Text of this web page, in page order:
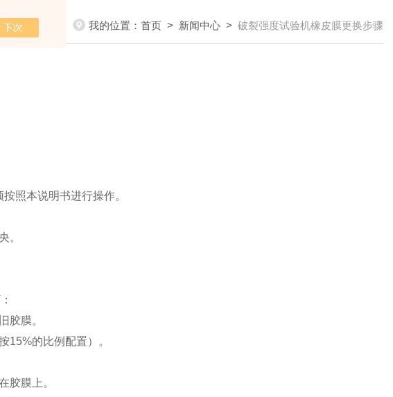
我的位置： 首页 > 新闻中心 > 破裂强度试验机橡皮膜更换步骤
照本说明书进行操作。
。
胶膜。
的比例配置）。
膜上。